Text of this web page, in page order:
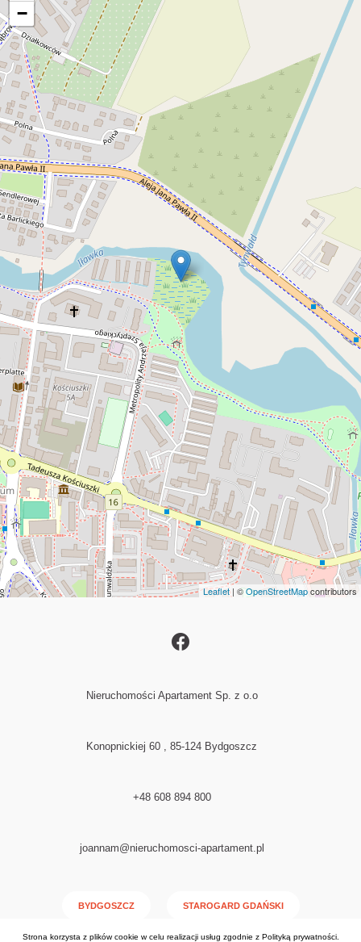
−
Leaflet| ©OpenStreetMapcontributors
Nieruchomości Apartament Sp. z o.o
Konopnickiej 60 , 85-124 Bydgoszcz
+48 608 894 800
joannam@nieruchomosci-apartament.pl
BYDGOSZCZ STAROGARD GDAŃSKI
Strona korzysta z plików cookie w celu realizacji usług zgodnie z Polityką prywatności.